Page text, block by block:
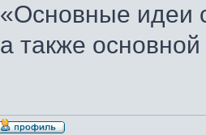
«Основные идеи
а также